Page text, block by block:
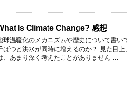
Is Climate Change? 感想
球温暖化のメカニズムや歴史について書い
ばつと洪水が同時に増えるのか？ 見た目
、あまり深く考えたことがありません …